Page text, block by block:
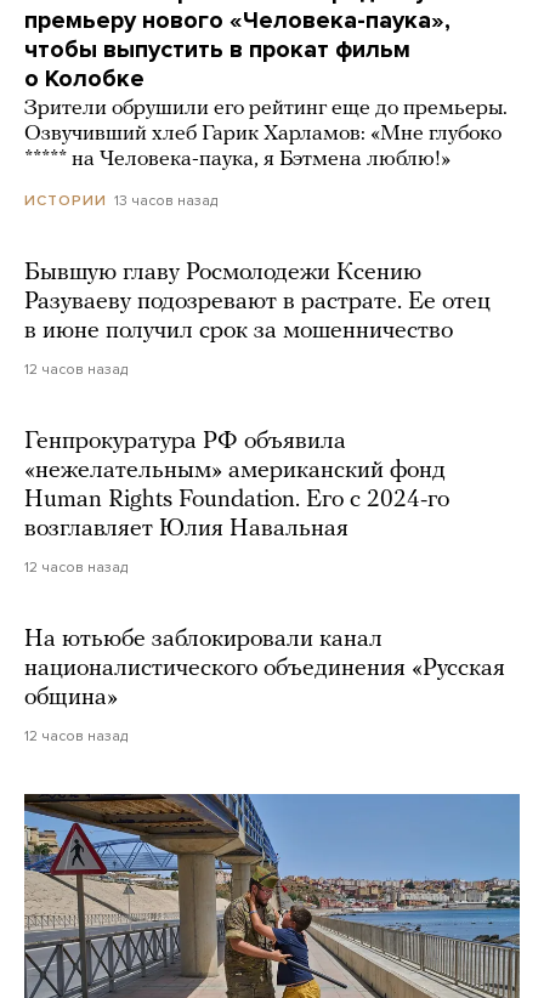
премьеру нового «Человека-паука»,
чтобы выпустить в прокат фильм
о Колобке
Зрители обрушили его рейтинг еще до премьеры.
Озвучивший хлеб Гарик Харламов: «Мне глубоко
***** на Человека-паука, я Бэтмена люблю!»
ИСТОРИИ 13 часов назад
Бывшую главу Росмолодежи Ксению
Разуваеву подозревают в растрате. Ее отец
в июне получил срок за мошенничество
12 часов назад
Генпрокуратура РФ объявила
«нежелательным» американский фонд
Human Rights Foundation. Его с 2024-го
возглавляет Юлия Навальная
12 часов назад
На ютьюбе заблокировали канал
националистического объединения «Русская
община»
12 часов назад